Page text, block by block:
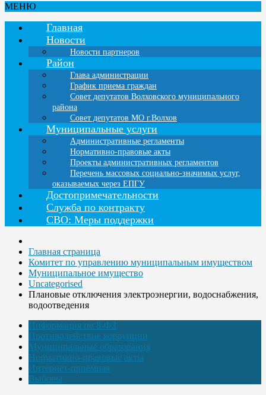
МЕНЮ
Главная
Новости
Новости партнеров
Район
Глава администрации
График приема граждан
Совет депутатов Волховского муниципального
района
Совет депутатов МО г.Волхов
Муниципальные услуги
Административные регламенты
Нормативно-правовые акты
Проекты административных регламентов
Перечень массовых социально-значимых услуг,
оказываемых через ЕПГУ
Достопримечательности
Служба по контракту
СВО: Меры поддержки
Главная страница
Комитет по управлению муниципальным имуществом
Муниципальное имущество
Uncategorised
Плановые отключения электроэнергии, водоснабжения,
водоотведения
Информация по 8-ФЗ
Противодействие коррупции
Муниципальные образования
Нормативно-правовые акты
Интернет-приёмная
Выборы